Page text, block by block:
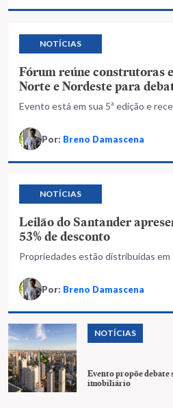
NOTÍCIAS
Fórum reúne construtoras
Norte e Nordeste para
Evento está em sua 5ª edição e
Por: Breno Damascena
NOTÍCIAS
Leilão do Santander
53% de desconto
Propriedades estão distribuídas
Por: Breno Damascena
NOTÍCIAS
Evento propõe debate
imobiliário